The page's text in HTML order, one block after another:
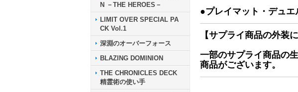
N －THE HEROES－
LIMIT OVER SPECIAL PA
CK Vol.1
深淵のオーバーフォース
BLAZING DOMINION
THE CHRONICLES DECK
精霊術の使い手
●プレイマット・デュ
【サプライ商品の外装
一部のサプライ商品の
商品がございます。